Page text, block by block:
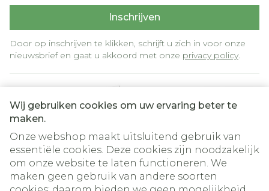
Wij gebruiken cookies om uw ervaring beter te
maken.
Onze webshop maakt uitsluitend gebruik van
essentiële cookies. Deze cookies zijn noodzakelijk
om onze website te laten functioneren. We
maken geen gebruik van andere soorten
Inschrijven
Door op inschrijven te klikken, schrijft u zich in voor onze
nieuwsbrief en gaat u akkoord met onze privacy policy.
Juridische links